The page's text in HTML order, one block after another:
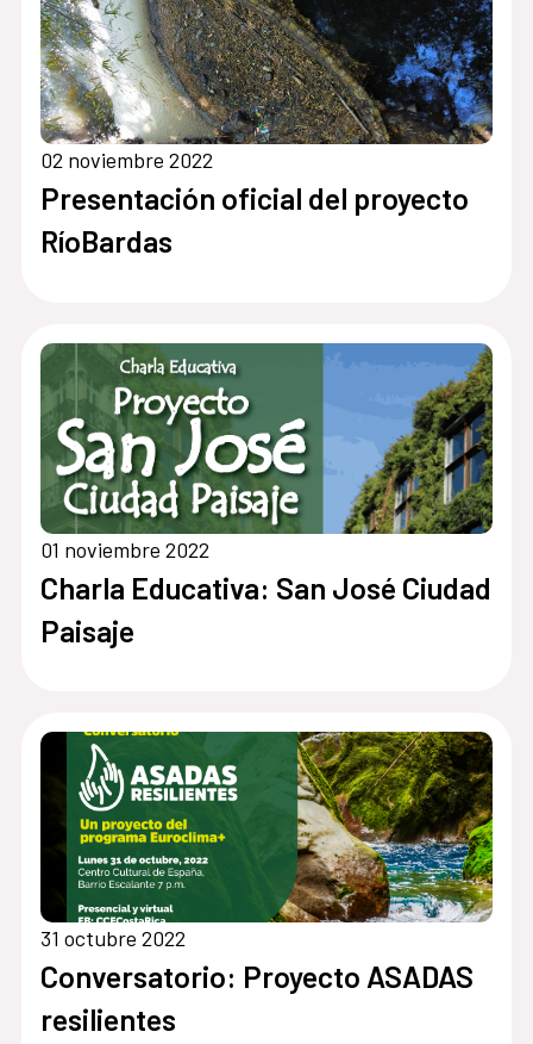
02 noviembre 2022
Presentación oficial del proyecto
RíoBardas
01 noviembre 2022
Charla Educativa: San José Ciudad
Paisaje
31 octubre 2022
Conversatorio: Proyecto ASADAS
resilientes